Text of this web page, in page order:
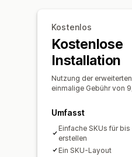
Kostenlos
Kostenlose
Installation
Nutzung der
einmalige Gebühr von
Umfasst
Einfache SKUs für
erstellen
Ein SKU-Layout